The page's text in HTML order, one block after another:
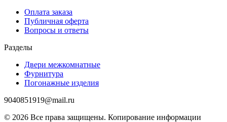
Оплата заказа
Публичная оферта
Вопросы и ответы
Разделы
Двери межкомнатные
Фурнитура
Погонажные изделия
9040851919@mail.ru
© 2026 Все права защищены. Копирование информации